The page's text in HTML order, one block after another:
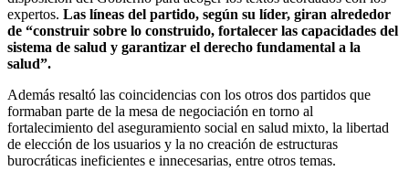
expertos. Las líneas del partido, según su líder, giran alrededor
de “construir sobre lo construido, fortalecer las capacidades del
sistema de salud y garantizar el derecho fundamental a la
salud”.
Además resaltó las coincidencias con los otros dos partidos que
formaban parte de la mesa de negociación en torno al
fortalecimiento del aseguramiento social en salud mixto, la libertad
de elección de los usuarios y la no creación de estructuras
burocráticas ineficientes e innecesarias, entre otros temas.